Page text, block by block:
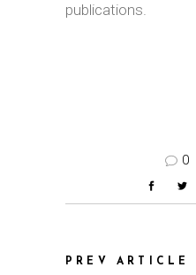
publications.
0
PREV ARTICLE